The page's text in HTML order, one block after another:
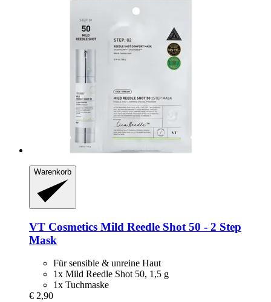
Warenkorb
VT Cosmetics Mild Reedle Shot 50 -​ 2 Step
Mask
Für sensible & unreine Haut
1x Mild Reedle Shot 50, 1,5 g
1x Tuchmaske
€ 2,90